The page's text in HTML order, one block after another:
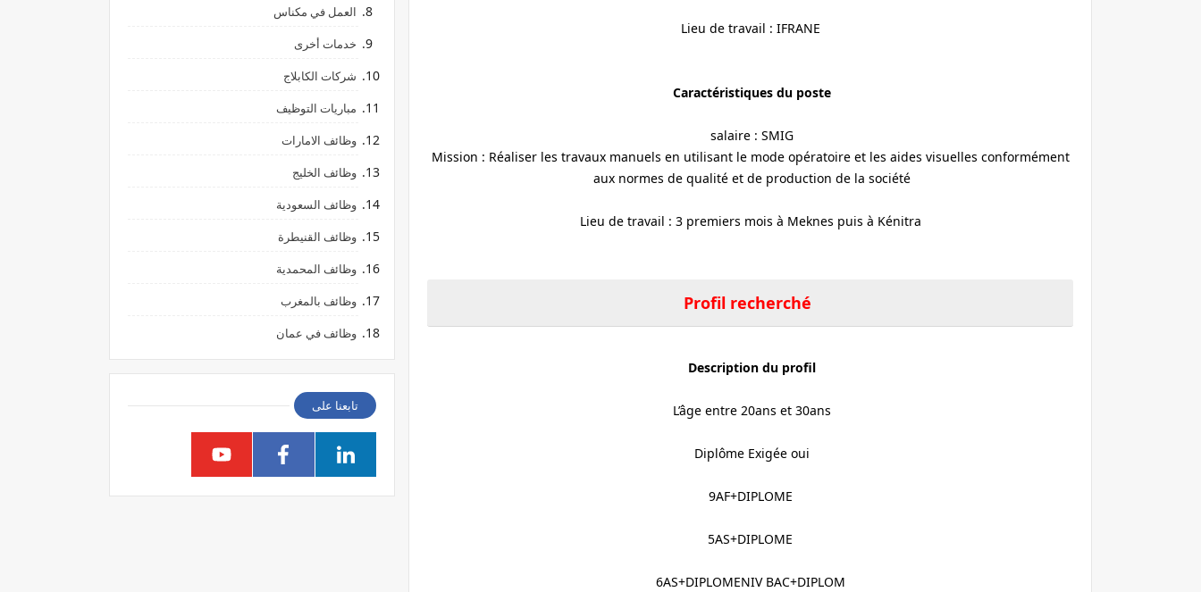
Lieu de travail : IFRANE
Caractéristiques du poste
salaire : SMIG
Mission : Réaliser les travaux manuels en utilisant le mode opératoire et les aides visuelles conformément
aux normes de qualité et de production de la société
Lieu de travail : 3 premiers mois à Meknes puis à Kénitra
Profil recherché
Description du profil
L’âge entre 20ans et 30ans
Diplôme Exigée oui
9AF+DIPLOME
5AS+DIPLOME
6AS+DIPLOMENIV BAC+DIPLOM
العمل في مكناس
خدمات أخرى
شركات الكابلاج
مباريات التوظيف
وظائف الامارات
وظائف الخليج
وظائف السعودية
وظائف القنيطرة
وظائف المحمدية
وظائف بالمغرب
وظائف في عمان
تابعنا على